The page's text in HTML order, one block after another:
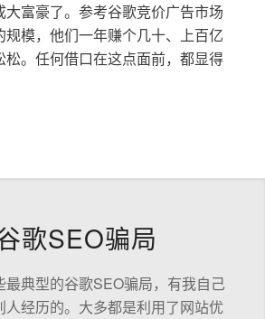
大富豪了。参考谷歌竞价广告市场
模，他们一年赚个几十、上百亿
松。任何借口在这点面前，都显得
歌SEO骗局
最典型的谷歌SEO骗局，有我自己
人经历的。大多都是利用了网站优